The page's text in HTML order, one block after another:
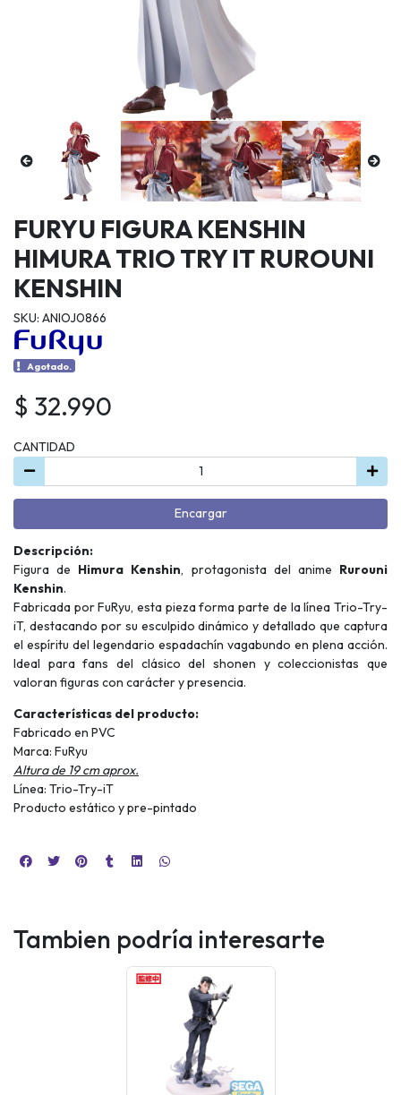
FURYU FIGURA KENSHIN
HIMURA TRIO TRY IT RUROUNI
KENSHIN
SKU: ANIOJ0866
Agotado.
$ 32.990
CANTIDAD
Encargar
Descripción:
Figura de Himura Kenshin, protagonista del anime Rurouni
Kenshin.
Fabricada por FuRyu, esta pieza forma parte de la línea Trio-Try-
iT, destacando por su esculpido dinámico y detallado que captura
el espíritu del legendario espadachín vagabundo en plena acción.
Ideal para fans del clásico del shonen y coleccionistas que
valoran figuras con carácter y presencia.
Características del producto:
Fabricado en PVC
Marca: FuRyu
Altura de 19 cm aprox.
Línea: Trio-Try-iT
Producto estático y pre-pintado
Tambien podría interesarte